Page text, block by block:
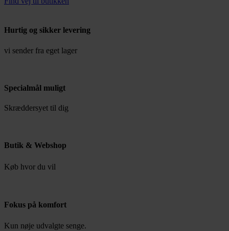
Hurtig og sikker levering
vi sender fra eget lager
Specialmål muligt
Skræddersyet til dig
Butik & Webshop
Køb hvor du vil
Fokus på komfort
Kun nøje udvalgte senge.